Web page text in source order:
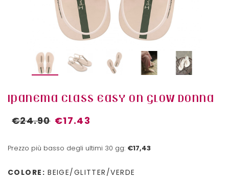
IPANEMA CLASS EASY ON GLOW DONNA
€24.90 €17.43
Prezzo più basso degli ultimi 30 gg: €17,43
COLORE: BEIGE/GLITTER/VERDE